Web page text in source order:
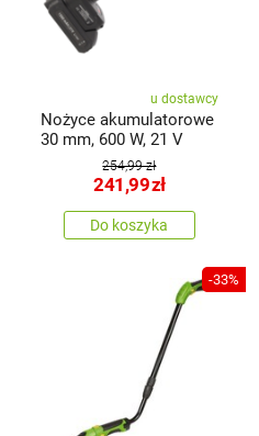
u dostawcy
Nożyce akumulatorowe
30 mm, 600 W, 21 V
254,99 zł
241,99zł
Do koszyka
-33%